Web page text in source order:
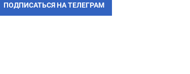
ПОДПИСАТЬСЯ НА ТЕЛЕГРАМ